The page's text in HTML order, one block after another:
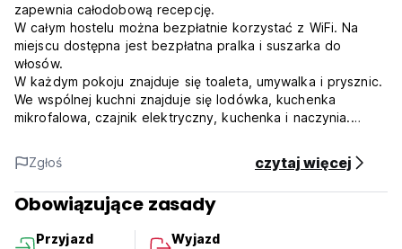
zapewnia całodobową recepcję.
W całym hostelu można bezpłatnie korzystać z WiFi. Na
miejscu dostępna jest bezpłatna pralka i suszarka do
włosów.
W każdym pokoju znajduje się toaleta, umywalka i prysznic.
We wspólnej kuchni znajduje się lodówka, kuchenka
mikrofalowa, czajnik elektryczny, kuchenka i naczynia.
i Baletu w Odessie oraz 2,5 km od ulicy Deribasovskaya.
Odległość od pomnika księcia de Richelieu wynosi 2,8 km, a
od portu w Odessie - 3,5 km. Najbliższe lotnisko,
międzynarodowy port lotniczy Odessa, znajduje się 6 km od
wynosi 0,5 km.
Zgłoś czytaj więcej
Obowiązujące zasady
Przyjazd
Wyjazd